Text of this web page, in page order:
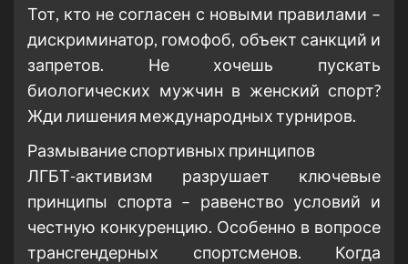
Тот, кто не согласен с новыми правилами –
дискриминатор, гомофоб, объект санкций и
запретов. Не хочешь пускать
биологических мужчин в женский спорт?
Жди лишения международных турниров.
Размывание спортивных принципов
ЛГБТ-активизм разрушает ключевые
принципы спорта – равенство условий и
честную конкуренцию. Особенно в вопросе
трансгендерных спортсменов. Когда